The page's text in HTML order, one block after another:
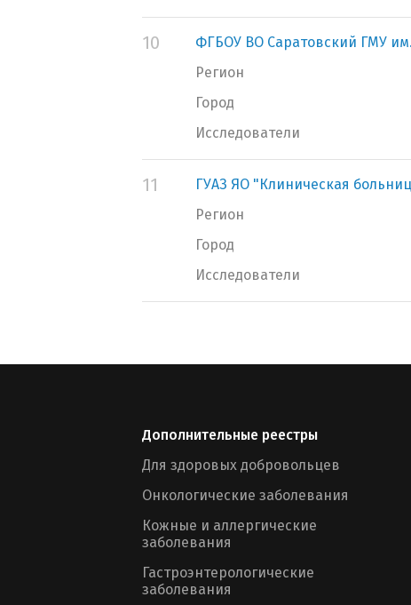
10
ФГБОУ ВО Саратовский ГМУ
Регион
Город
Исследователи
11
ГУАЗ ЯО "Клиническая
Регион
Город
Исследователи
Дополнительные реестры
Для здоровых добровольцев
Онкологические заболевания
Кожные и аллергические
заболевания
Гастроэнтерологические
заболевания